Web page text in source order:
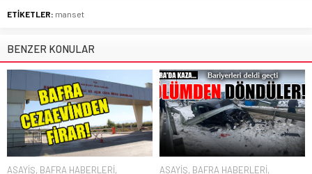
ETİKETLER: manset
BENZER KONULAR
ASAYİŞ, BAFRA HABERLERİ,
ASAYİŞ, BAFRA HABERLERİ,